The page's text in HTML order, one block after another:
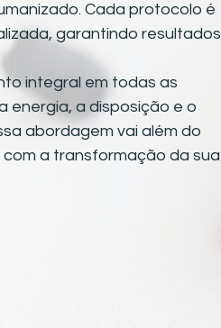
Cada protocolo é
garantindo resultados
integral em todas as
energia, a disposição e o
abordagem vai além do
a transformação da sua